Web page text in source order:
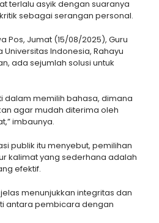
terlalu asyik dengan suaranya
sebagai serangan personal.
Pos, Jumat (15/08/2025), Guru
Universitas Indonesia, Rahayu
ada sejumlah solusi untuk
dalam memilih bahasa, dimana
agar mudah diterima oleh
imbaunya.
publik itu menyebut, pemilihan
kalimat yang sederhana adalah
efektif.
menunjukkan integritas dan
antara pembicara dengan